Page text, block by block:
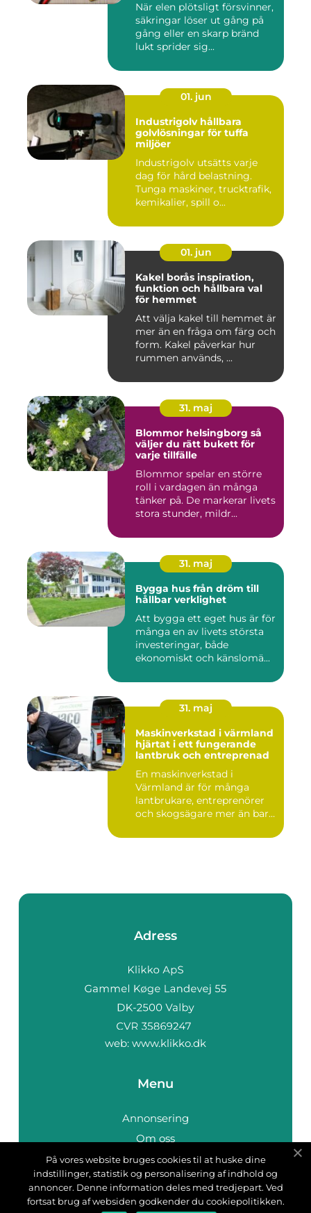
När elen plötsligt försvinner,
säkringar löser ut gång på
gång eller en skarp bränd
lukt sprider sig...
01. jun
Industrigolv hållbara
golvlösningar för tuffa
miljöer
Industrigolv utsätts varje
dag för hård belastning.
Tunga maskiner, trucktrafik,
kemikalier, spill o...
01. jun
Kakel borås inspiration,
funktion och hållbara val
för hemmet
Att välja kakel till hemmet är
mer än en fråga om färg och
form. Kakel påverkar hur
rummen används, ...
31. maj
Blommor helsingborg så
väljer du rätt bukett för
varje tillfälle
Blommor spelar en större
roll i vardagen än många
tänker på. De markerar livets
stora stunder, mildr...
31. maj
Bygga hus från dröm till
hållbar verklighet
Att bygga ett eget hus är för
många en av livets största
investeringar, både
ekonomiskt och känslomä...
31. maj
Maskinverkstad i värmland
hjärtat i ett fungerande
lantbruk och entreprenad
En maskinverkstad i
Värmland är för många
lantbrukare, entreprenörer
och skogsägare mer än bara
Adress
web: www.klikko.dk
Menu
Annonsering
Om oss
Cookies
Kontakta oss
Sitemap
På vores website bruges cookies til at huske dine
indstillinger, statistik og personalisering af indhold og
annoncer. Denne information deles med tredjepart. Ved
fortsat brug af websiden godkender du cookiepolitikken.